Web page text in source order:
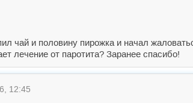
чай и половину пирожка и начал
лечение от паротита? Заранее спасибо!
12:45